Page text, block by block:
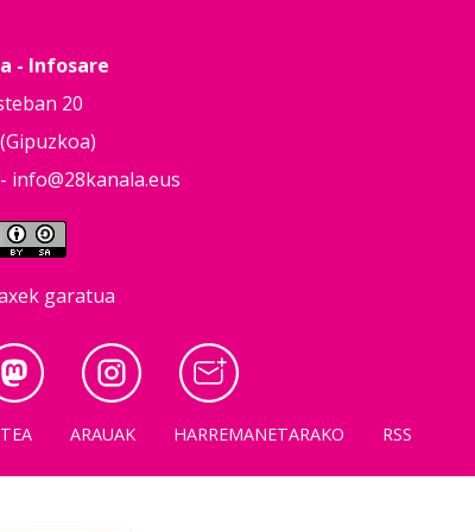
- Infosare
20
info@28kanala.eus
garatua
ARAUAK HARREMANETARAKO RSS